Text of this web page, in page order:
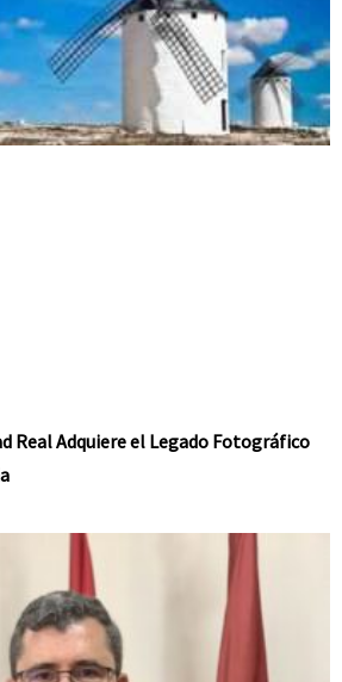
Real Adquiere el Legado Fotográfico